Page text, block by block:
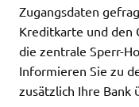
Zugangsdaten
Kreditkarte und den
die zentrale Sperr-
Informieren Sie zu
zusätzlich Ihre Bank